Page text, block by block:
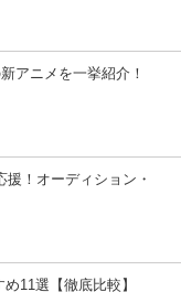
アニメを一挙紹介！
！オーディション・
11選【徹底比較】